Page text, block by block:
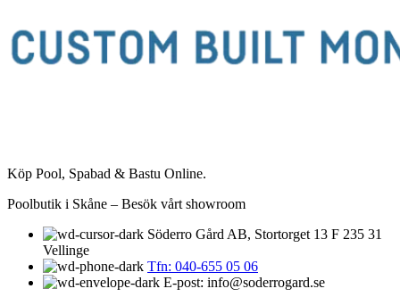
Köp Pool, Spabad & Bastu Online.
Poolbutik i Skåne – Besök vårt showroom
Söderro Gård AB, Stortorget 13 F 235 31
Vellinge
Tfn: 040-655 05 06
E-post: info@soderrogard.se